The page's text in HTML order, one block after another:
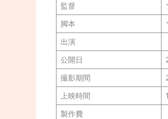
監督
脚本
出演
公開日
撮影期間
上映時間
製作費